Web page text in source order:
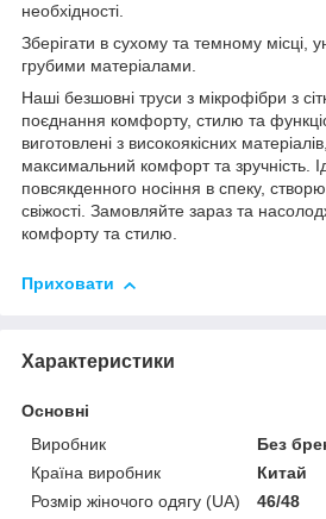
необхідності.
Зберігати в сухому та темному місці,
грубими матеріалами.
Наші безшовні труси з мікрофібри з
поєднання комфорту, стилю та
виготовлені з високоякісних
максимальний комфорт та зручність.
повсякденного носіння в спеку,
свіжості. Замовляйте зараз та
комфорту та стилю.
Приховати
Характеристики
Основні
Виробник
Без
Країна виробник
Китай
Розмір жіночого одягу (UA)
46/48